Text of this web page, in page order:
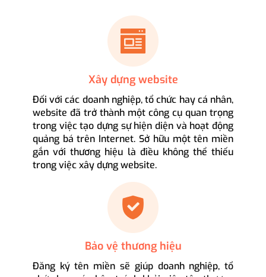
Xây dựng website
Đối với các doanh nghiệp, tổ chức hay cá nhân,
website đã trở thành một công cụ quan trọng
trong việc tạo dựng sự hiện diện và hoạt động
quảng bá trên Internet. Sở hữu một tên miền
gắn với thương hiệu là điều không thể thiếu
trong việc xây dựng website.
Bảo vệ thương hiệu
Đăng ký tên miền sẽ giúp doanh nghiệp, tổ